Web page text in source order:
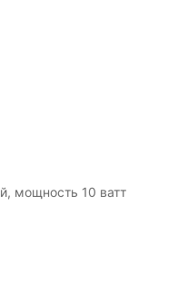
мощность 10 ватт